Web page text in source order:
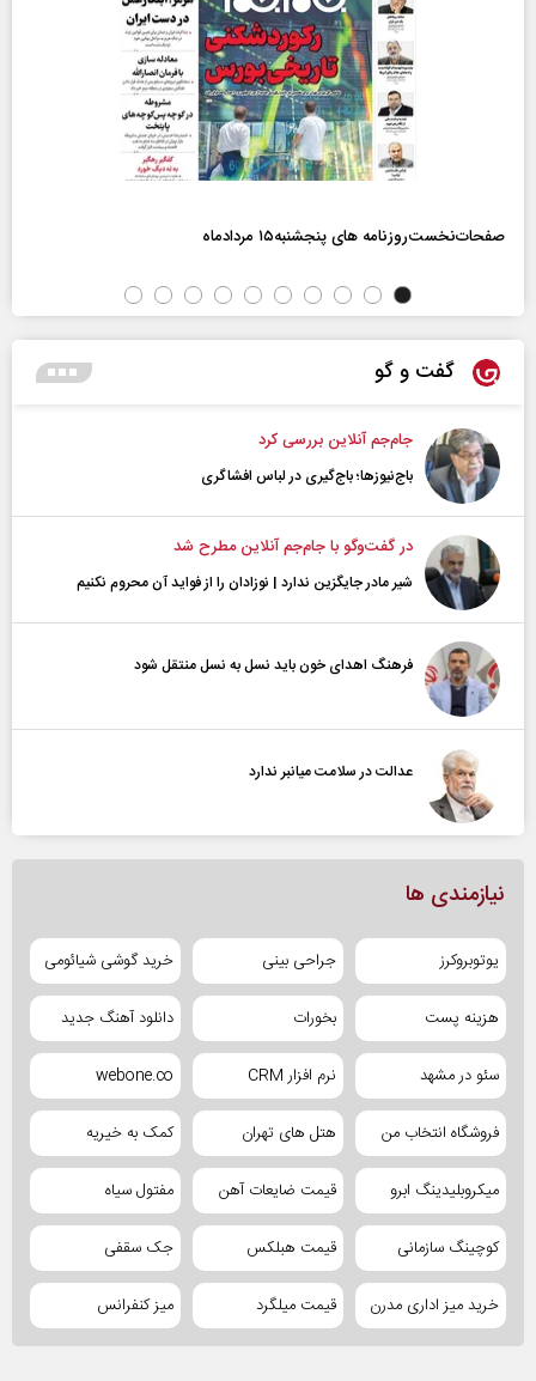
صفحات‌نخست‌روزنامه ها‌ی پنجشنبه‌۱۵ مردادماه
گفت و گو
جام‌جم آنلاین بررسی کرد
باج‌نیوزها؛ باج‌گیری در لباس افشاگری
در گفت‌و‌گو با جام‌جم آنلاین مطرح شد
شیر مادر جایگزین ندارد | نوزادان را از فواید آن محروم نکنیم
فرهنگ اهدای خون باید نسل به نسل منتقل شود
عدالت در سلامت میانبر ندارد
نیازمندی ها
یوتوبروکرز جراحی بینی خرید گوشی شیائومی
هزینه پست بخورات دانلود آهنگ جدید
سئو در مشهد نرم افزار CRM webone.co
فروشگاه انتخاب من هتل های تهران کمک به خیریه
میکروبلیدینگ ابرو قیمت ضایعات آهن مفتول سیاه
کوچینگ سازمانی قیمت هبلکس جک سقفی
خرید میز اداری مدرن قیمت میلگرد میز کنفرانس